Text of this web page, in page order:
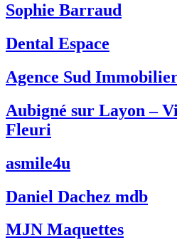
Sophie Barraud
Dental Espace
Agence Sud
Aubigné sur Layon –
Fleuri
asmile4u
Daniel Dachez mdb
MJN Maquettes